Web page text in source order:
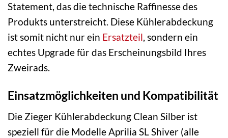
Statement, das die technische Raffinesse des
Produkts unterstreicht. Diese Kühlerabdeckung
ist somit nicht nur ein Ersatzteil, sondern ein
echtes Upgrade für das Erscheinungsbild Ihres
Zweirads.
Einsatzmöglichkeiten und Kompatibilität
Die Zieger Kühlerabdeckung Clean Silber ist
speziell für die Modelle Aprilia SL Shiver (alle